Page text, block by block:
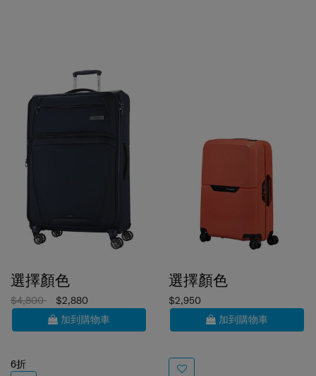
$4,800
$2,880
加到購物車
$2,950
加到購物車